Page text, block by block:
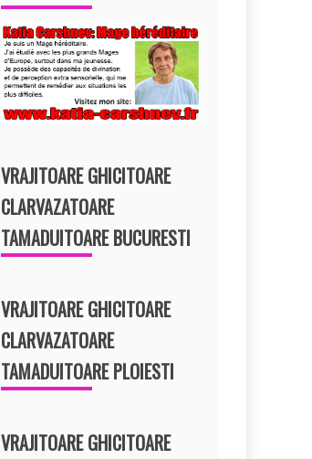
VRAJITOARE GHICITOARE
CLARVAZATOARE
TAMADUITOARE BUCURESTI
VRAJITOARE GHICITOARE
CLARVAZATOARE
TAMADUITOARE PLOIESTI
VRAJITOARE GHICITOARE